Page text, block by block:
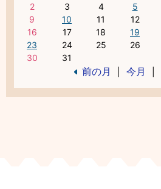
2
3 4 5
9
10 11 12
16
17 18 19
23
24 25 26
30
31
前の月 今月